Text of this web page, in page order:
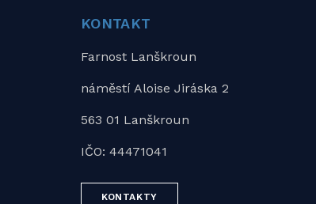
KONTAKT
Farnost Lanškroun
náměstí Aloise Jiráska 2
563 01 Lanškroun
IČO: 44471041
KONTAKTY